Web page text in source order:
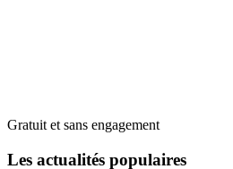
Gratuit et sans engagement
Les actualités populaires